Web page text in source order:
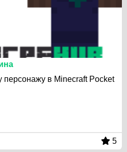
персонажу в Minecraft Pocket
5